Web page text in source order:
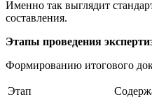
Именно так выглядит
составления.
Этапы проведения
Формированию итогового
Этап